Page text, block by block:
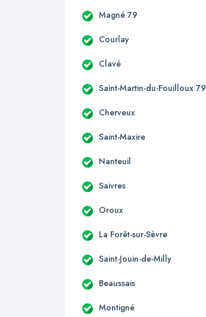
Magné 79
Courlay
Clavé
Saint-Martin-du-Fouilloux 79
Cherveux
Saint-Maxire
Nanteuil
Saivres
Oroux
La Forêt-sur-Sèvre
Saint-Jouin-de-Milly
Beaussais
Montigné